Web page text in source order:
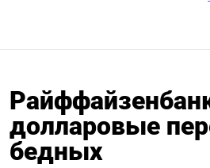
долларовые
бедных